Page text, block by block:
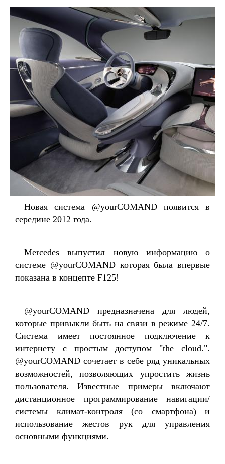
Новая система @yourCOMAND появится в
середине 2012 года.
Mercedes выпустил новую информацию о
системе @yourCOMAND которая была впервые
показана в концепте F125!
@yourCOMAND предназначена для людей,
которые привыкли быть на связи в режиме 24/7.
Система имеет постоянное подключение к
интернету с простым доступом "the cloud.".
@yourCOMAND сочетает в себе ряд уникальных
возможностей, позволяющих упростить жизнь
пользователя. Известные примеры включают
дистанционное программирование навигации/
системы климат-контроля (со смартфона) и
использование жестов рук для управления
основными функциями.